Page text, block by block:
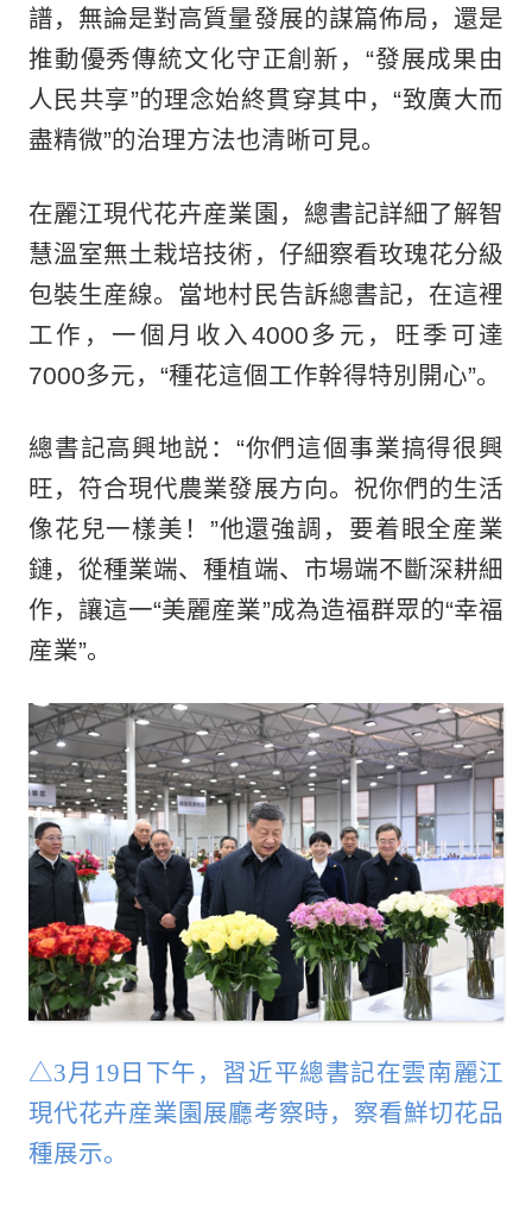
譜，無論是對高質量發展的謀篇佈局，還是
推動優秀傳統文化守正創新，“發展成果由
人民共享”的理念始終貫穿其中，“致廣大而
盡精微”的治理方法也清晰可見。
在麗江現代花卉産業園，總書記詳細了解智
慧溫室無土栽培技術，仔細察看玫瑰花分級
包裝生産線。當地村民告訴總書記，在這裡
工作，一個月收入4000多元，旺季可達
7000多元，“種花這個工作幹得特別開心”。
總書記高興地説：“你們這個事業搞得很興
旺，符合現代農業發展方向。祝你們的生活
像花兒一樣美！”他還強調，要着眼全産業
鏈，從種業端、種植端、市場端不斷深耕細
作，讓這一“美麗産業”成為造福群眾的“幸福
産業”。
△3月19日下午，習近平總書記在雲南麗江
現代花卉産業園展廳考察時，察看鮮切花品
種展示。